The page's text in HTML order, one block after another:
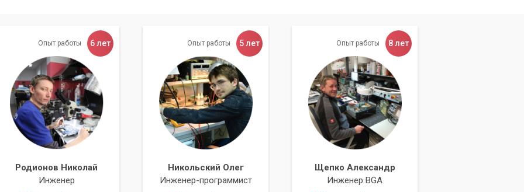
Опыт работы 6 лет
Родионов Николай
Инженер
Опыт работы 5 лет
Никольский Олег
Инженер-программист
Опыт работы 8 лет
Щепко Александр
Инженер BGA